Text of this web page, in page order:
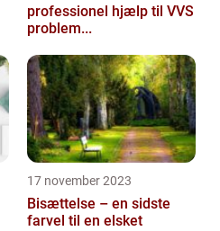
professionel hjælp til VVS
problem...
17 november 2023
Bisættelse – en sidste
farvel til en elsket